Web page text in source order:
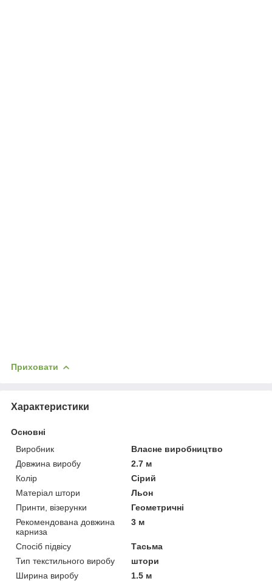
Приховати
Характеристики
Основні
Виробник
Власне виробництво
Довжина виробу
2.7 м
Колір
Сірий
Матеріал штори
Льон
Принти, візерунки
Геометричні
Рекомендована довжина
карниза
3 м
Спосіб підвісу
Тасьма
Тип текстильного виробу
штори
Ширина виробу
1.5 м